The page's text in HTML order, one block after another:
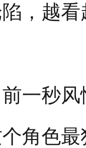
，越
一秒
角色